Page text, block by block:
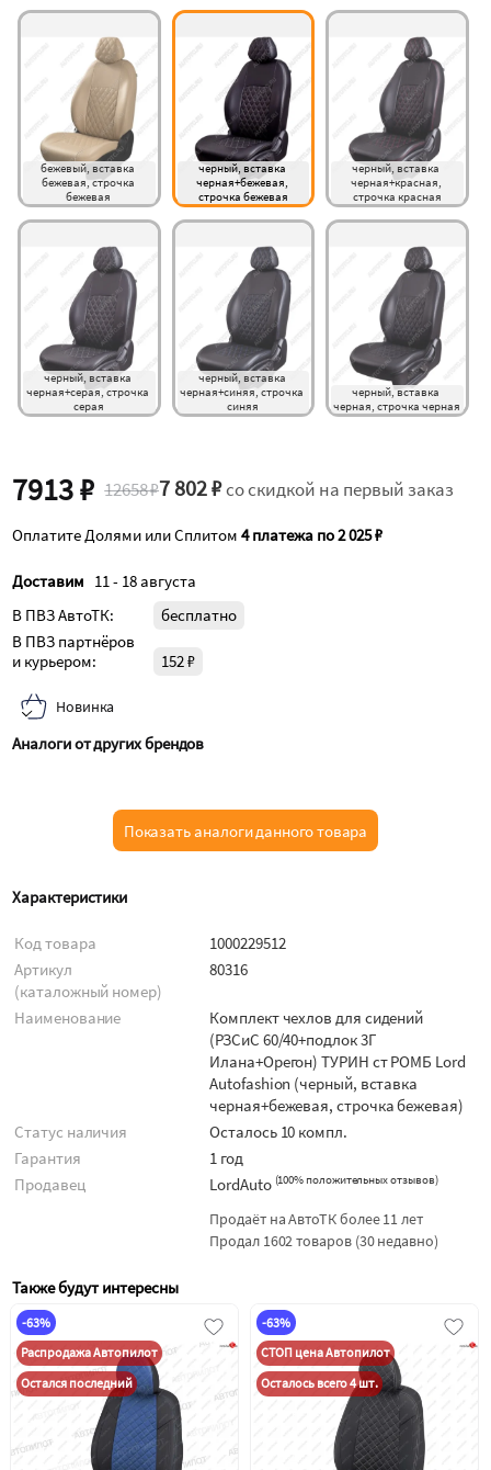
бежевый, вставка
бежевая, строчка
черный, вставка
черная+бежевая,
строчка бежевая
черный, вставка
черная+красная,
строчка красная
черный, вставка
черная+серая, строчка
серая
черный, вставка
черная+синяя, строчка
синяя
черный, вставка
черная, строчка черная
7913 ₽ 12658 ₽7 802 ₽со скидкой на первый заказ
Оплатите Долями или Сплитом4 платежа по 2 025 ₽
Доставим 11 - 18 августа
В ПВЗ АвтоТК:
бесплатно
В ПВЗ партнёров
и курьером:
152 ₽
Новинка
Аналоги от других брендов
Показать аналоги данного товара
Характеристики
Код товара
1000229512
Артикул
(каталожный номер)
80316
Наименование
Комплект чехлов для сидений
(РЗСиС 60/40+подлок 3Г
Илана+Орегон) ТУРИН ст РОМБ Lord
Autofashion (черный, вставка
черная+бежевая, строчка бежевая)
Статус наличия
Осталось 10 компл.
Гарантия
1 год
Продавец
LordAuto (100% положительных отзывов)
Продаёт на АвтоТК более 11 лет
Продал 1602 товаров (30 недавно)
Также будут интересны
-63%
Распродажа Автопилот
Остался последний
-63%
СТОП цена Автопилот
Осталось всего 4 шт.